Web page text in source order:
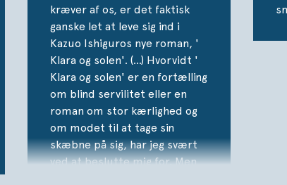
kræver af os, er det faktisk
ganske let at leve sig ind i
Kazuo Ishiguros nye roman, '
Klara og solen'. (…) Hvorvidt '
Klara og solen' er en fortælling
om blind servilitet eller en
roman om stor kærlighed og
om modet til at tage sin
skæbne på sig, har jeg svært
ved at beslutte mig for. Men